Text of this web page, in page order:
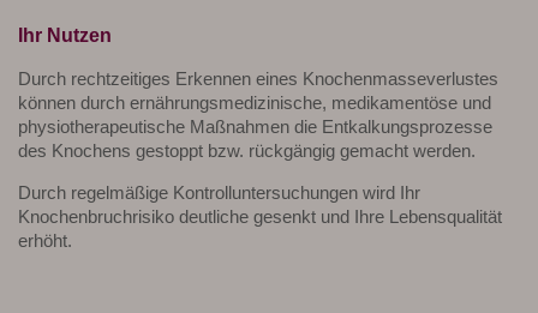
Ihr Nutzen
Durch rechtzeitiges Erkennen eines Knochenmasseverlustes
können durch ernährungsmedizinische, medikamentöse und
physiotherapeutische Maßnahmen die Entkalkungsprozesse
des Knochens gestoppt bzw. rückgängig gemacht werden.
Durch regelmäßige Kontrolluntersuchungen wird Ihr
Knochenbruchrisiko deutliche gesenkt und Ihre Lebensqualität
erhöht.